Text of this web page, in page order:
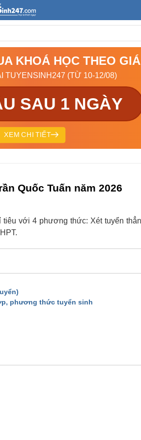
KHOÁ HỌC THEO GIÁ
TUYENSINH247 (TỪ 10-12/08)
SAU 1 NGÀY
XEM CHI TIẾT
Quốc Tuấn năm 2026
với 4 phương thức: Xét tuyển
phương thức tuyển sinh